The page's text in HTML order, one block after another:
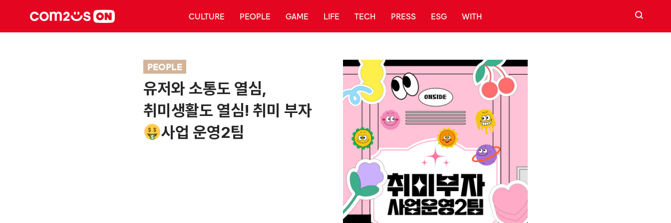
CULTURE PEOPLE GAME LIFE TECH PRESS ESG WITH 검색
PEOPLE
유저와 소통도 열심,
취미생활도 열심! 취미 부자
사업 운영2팀